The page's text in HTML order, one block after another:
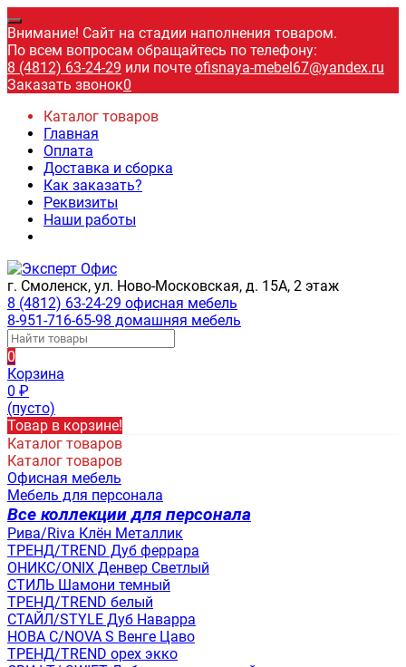
Внимание! Сайт на стадии наполнения товаром.
По всем вопросам обращайтесь по телефону:
8 (4812) 63-24-29 или почте ofisnaya-mebel67@yandex.ru
Заказать звонок0
Каталог товаров
Главная
Оплата
Доставка и сборка
Как заказать?
Реквизиты
Наши работы
г. Смоленск, ул. Ново-Московская, д. 15А, 2 этаж
8 (4812) 63-24-29 офисная мебель
8-951-716-65-98 домашняя мебель
0
Корзина
0 ₽
(пусто)
Товар в корзине!
Каталог товаров
Каталог товаров
Офисная мебель
Мебель для персонала
Все коллекции для персонала
Рива/Riva Клён Металлик
ТРЕНД/TREND Дуб феррара
ОНИКС/ONIX Денвер Светлый
СТИЛЬ Шамони темный
ТРЕНД/TREND белый
СТАЙЛ/STYLE Дуб Наварра
НОВА С/NOVA S Венге Цаво
ТРЕНД/TREND орех экко